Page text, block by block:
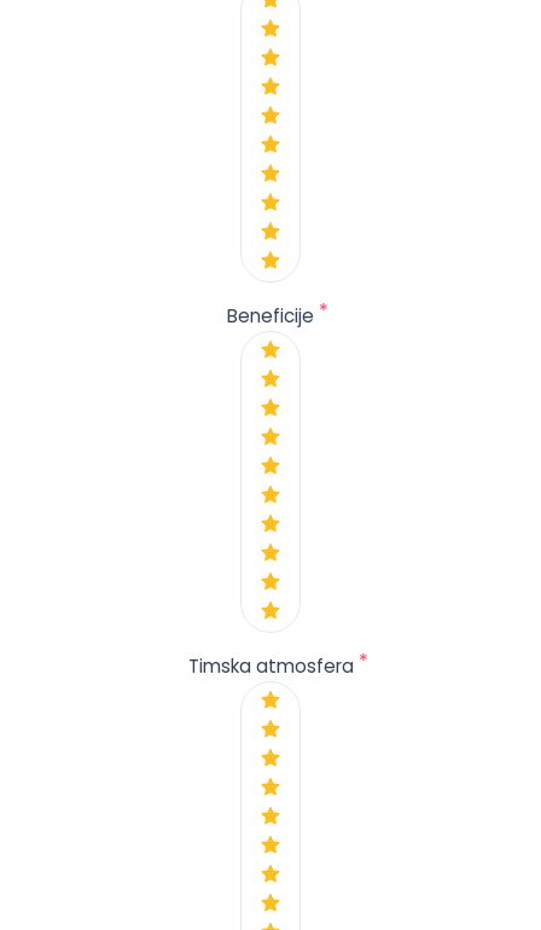
Beneficije *
Timska atmosfera *